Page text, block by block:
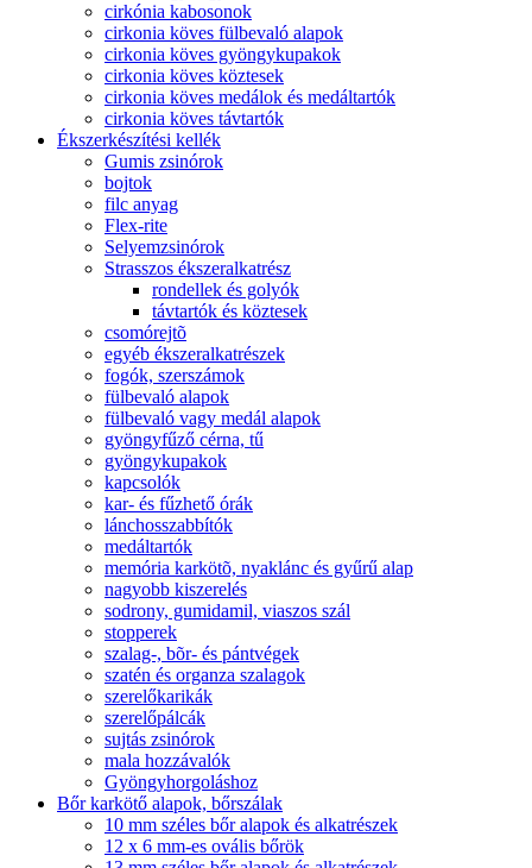
cirkónia kabosonok
cirkonia köves fülbevaló alapok
cirkonia köves gyöngykupakok
cirkonia köves köztesek
cirkonia köves medálok és medáltartók
cirkonia köves távtartók
Ékszerkészítési kellék
Gumis zsinórok
bojtok
filc anyag
Flex-rite
Selyemzsinórok
Strasszos ékszeralkatrész
rondellek és golyók
távtartók és köztesek
csomórejtõ
egyéb ékszeralkatrészek
fogók, szerszámok
fülbevaló alapok
fülbevaló vagy medál alapok
gyöngyfűző cérna, tű
gyöngykupakok
kapcsolók
kar- és fűzhető órák
lánchosszabbítók
medáltartók
memória karkötõ, nyaklánc és gyűrű alap
nagyobb kiszerelés
sodrony, gumidamil, viaszos szál
stopperek
szalag-, bõr- és pántvégek
szatén és organza szalagok
szerelőkarikák
szerelőpálcák
sujtás zsinórok
mala hozzávalók
Gyöngyhorgoláshoz
Bőr karkötő alapok, bőrszálak
10 mm széles bőr alapok és alkatrészek
12 x 6 mm-es ovális bőrök